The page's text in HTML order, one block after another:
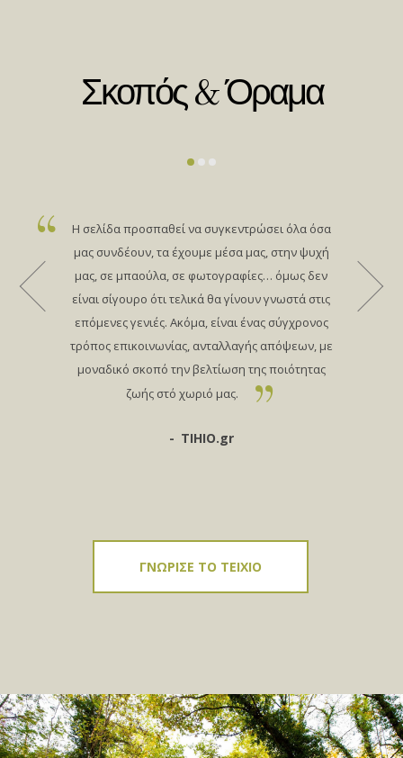
Σκοπός & Όραμα
Η σελίδα προσπαθεί να συγκεντρώσει όλα όσα
μας συνδέουν, τα έχουμε μέσα μας, στην ψυχή
μας, σε μπαούλα, σε φωτογραφίες… όμως δεν
είναι σίγουρο ότι τελικά θα γίνουν γνωστά στις
επόμενες γενιές. Ακόμα, είναι ένας σύγχρονος
τρόπος επικοινωνίας, ανταλλαγής απόψεων, με
μοναδικό σκοπό την βελτίωση της ποιότητας
ζωής στό χωριό μας.
TIHIO.gr
ΓΝΩΡΙΣΕ ΤΟ ΤΕΙΧΙΟ